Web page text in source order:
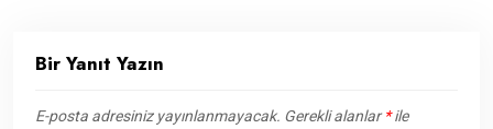
Bir Yanıt Yazın
E-posta adresiniz yayınlanmayacak. Gerekli alanlar*ile